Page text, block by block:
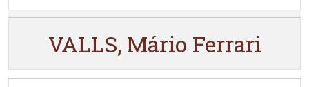
VALLS, Mário Ferrari